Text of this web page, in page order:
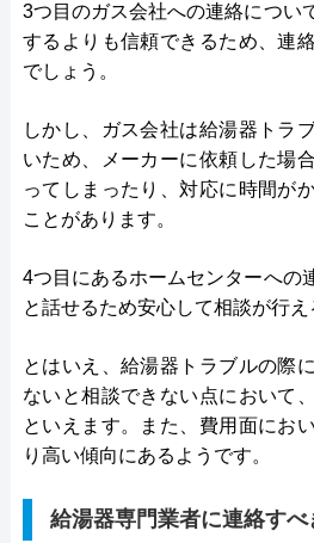
3つ目のガス会社への連絡につい
するよりも信頼できるため、連
でしょう。
しかし、ガス会社は給湯器トラ
いため、メーカーに依頼した場
ってしまったり、対応に時間が
ことがあります。
4つ目にあるホームセンターへの
と話せるため安心して相談が行え
とはいえ、給湯器トラブルの際
ないと相談できない点において
といえます。また、費用面にお
り高い傾向にあるようです。
給湯器専門業者に連絡すべ